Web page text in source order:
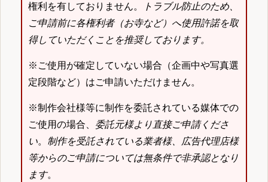
権利を有しておりません。
トラブル防止のため、
ご申請前に各権利者（お寺など）へ使用許諾を取
得していただくことを推奨しております。
※ご使用が確定していない場合（企画中や写真選
定段階など）はご申請いただけません。
※制作会社様等に制作を委託されている媒体での
ご使用の場合、 委託元様より直接ご申請くださ
い。 制作を受託されている業者様、広告代理店様
等からのご申請については無条件で非承認となり
ます。